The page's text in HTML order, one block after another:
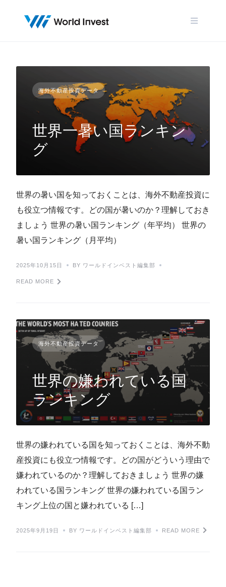
海外不動産投資データ
世界一暑い国ランキン
グ
世界の暑い国を知っておくことは、海外不動産投資に
も役立つ情報です。どの国が暑いのか？理解しておき
ましょう 世界の暑い国ランキング（年平均） 世界の
暑い国ランキング（月平均）
2025年10月15日 BY ワールドインベスト編集部
READ MORE
海外不動産投資データ
世界の嫌われている国
ランキング
世界の嫌われている国を知っておくことは、海外不動
産投資にも役立つ情報です。どの国がどういう理由で
嫌われているのか？理解しておきましょう 世界の嫌
われている国ランキング 世界の嫌われている国ラン
キング上位の国と嫌われている […]
2025年9月19日 BY ワールドインベスト編集部 READ MORE